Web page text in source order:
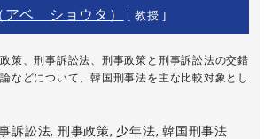
ベ ショウタ） [ 教授 ]
策、刑事訴訟法、刑事政策と刑事訴訟法の交錯
などについて、韓国刑事法を主な比較対象とし
訴訟法, 刑事政策, 少年法, 韓国刑事法